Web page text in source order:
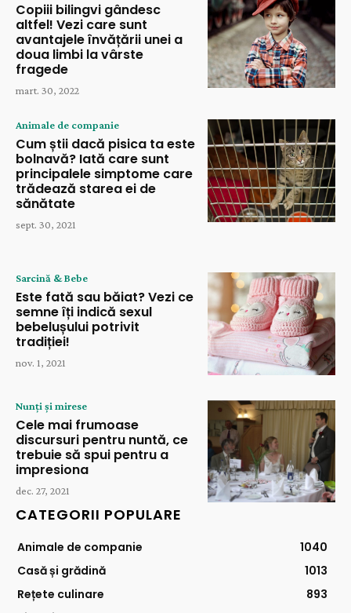
Copiii bilingvi gândesc
altfel! Vezi care sunt
avantajele învățării unei a
doua limbi la vârste
fragede
mart. 30, 2022
Animale de companie
Cum știi dacă pisica ta este
bolnavă? Iată care sunt
principalele simptome care
trădează starea ei de
sănătate
sept. 30, 2021
Sarcină & Bebe
Este fată sau băiat? Vezi ce
semne îți indică sexul
bebelușului potrivit
tradiției!
nov. 1, 2021
Nunți și mirese
Cele mai frumoase
discursuri pentru nuntă, ce
trebuie să spui pentru a
impresiona
dec. 27, 2021
CATEGORII POPULARE
Animale de companie
1040
Casă și grădină
1013
Rețete culinare
893